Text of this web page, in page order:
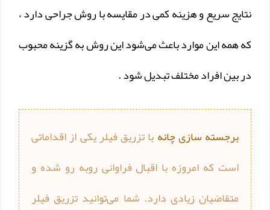
نتایج سریع و هزینه کمی در مقایسه با روش جراحی دارد ،
که همه این موارد باعث می‌شود این روش به گزینه محبوب
در بین افراد مختلف تبدیل شود .
برجسته سازی چانهبا تزریق فیلر یکی از اقداماتی
است که امروزه با اقبال فراوانی روبه رو شده و
متقاضیان زیادی دارد. شما می‌توانید تزریق فیلر